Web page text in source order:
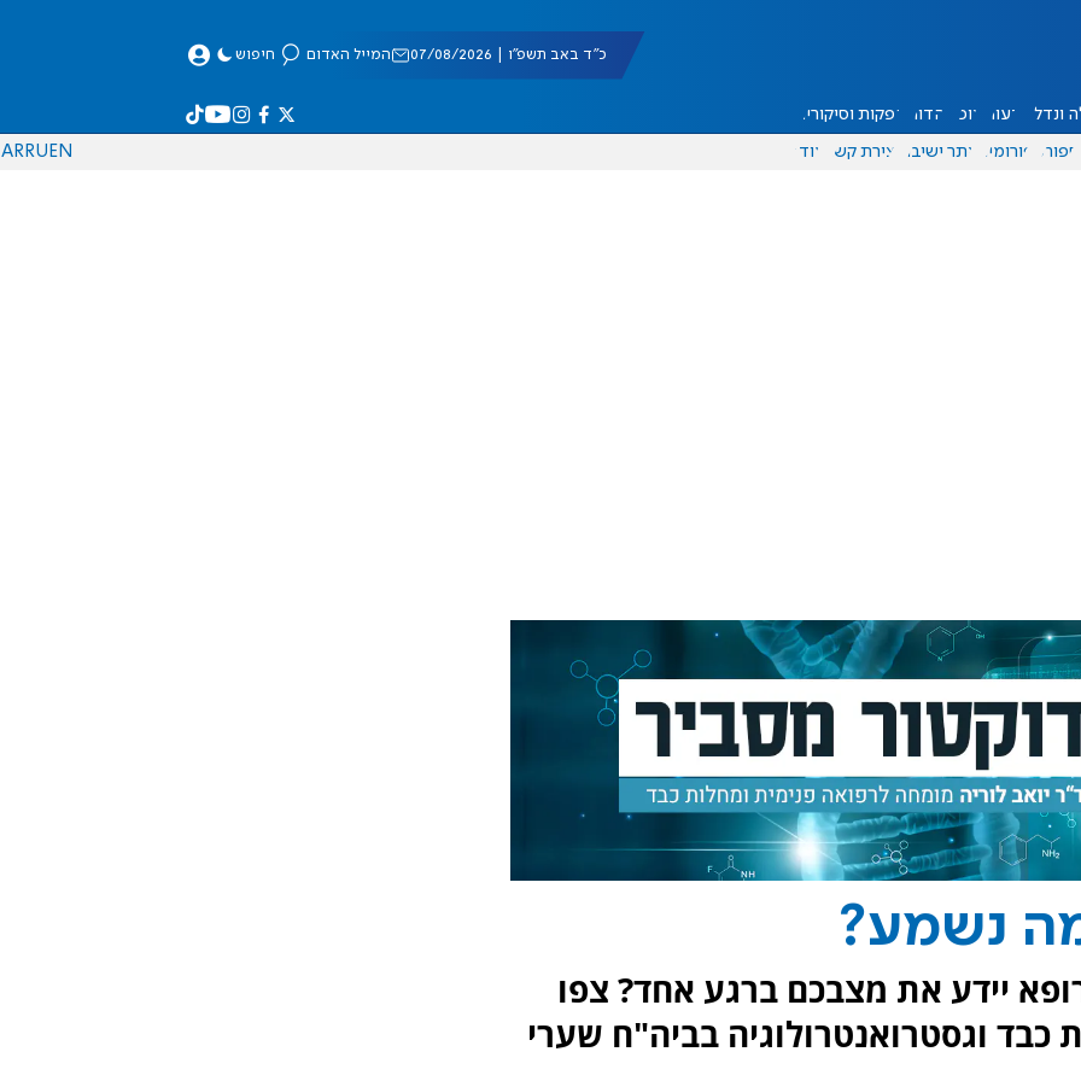
כ"ד באב תשפ"ו | 07/08/2026 המייל האדום חיפוש
ונדל"ן דעות אוכל יהדות הפקות וסיקורים
ספורט פורומים אתר ישיבה יצירת קשר עוד EN
RU
AR
נשמע?
יידע את מצבכם ברגע אחד? צפו
כבד וגסטרואנטרולוגיה בביה"ח שערי